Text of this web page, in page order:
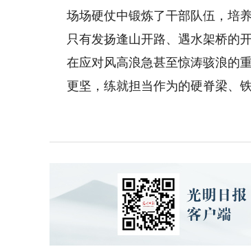
场场硬仗中锻炼了干部队伍，培
只有发扬逢山开路、遇水架桥的
在应对风高浪急甚至惊涛骇浪的
更坚，练就担当作为的硬脊梁、